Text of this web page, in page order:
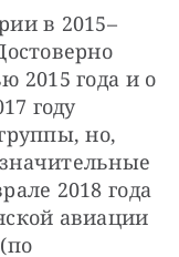
в 2015–
2015 года и о
году
но,
2018 года
авиации